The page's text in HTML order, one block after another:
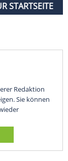
STARTSEITE
Redaktion
Sie können